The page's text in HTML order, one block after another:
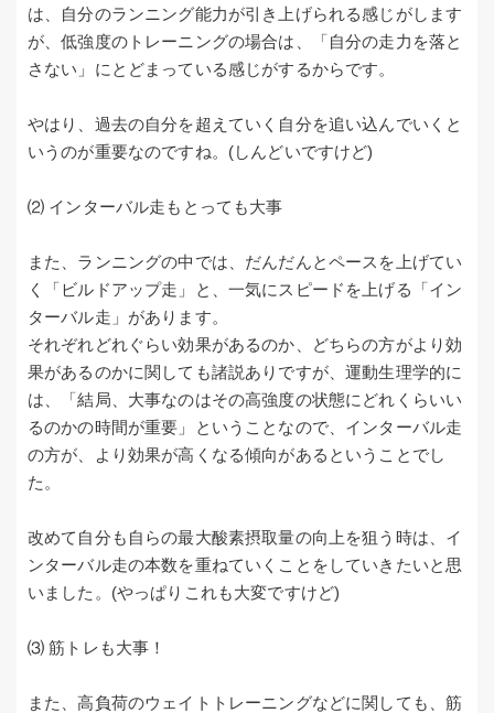
は、自分のランニング能力が引き上げられる感じがします
が、低強度のトレーニングの場合は、「自分の走力を落と
さない」にとどまっている感じがするからです。
やはり、過去の自分を超えていく自分を追い込んでいくと
いうのが重要なのですね。(しんどいですけど)
⑵ インターバル走もとっても大事
また、ランニングの中では、だんだんとペースを上げてい
く「ビルドアップ走」と、一気にスピードを上げる「イン
ターバル走」があります。
それぞれどれぐらい効果があるのか、どちらの方がより効
果があるのかに関しても諸説ありですが、運動生理学的に
は、「結局、大事なのはその高強度の状態にどれくらいい
るのかの時間が重要」ということなので、インターバル走
の方が、より効果が高くなる傾向があるということでし
た。
改めて自分も自らの最大酸素摂取量の向上を狙う時は、イ
ンターバル走の本数を重ねていくことをしていきたいと思
いました。(やっぱりこれも大変ですけど)
⑶ 筋トレも大事！
また、高負荷のウェイトトレーニングなどに関しても、筋